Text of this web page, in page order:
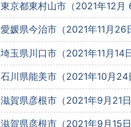
東京都東村山市（2021年12月
愛媛県今治市（2021年11月26
埼玉県川口市（2021年11月14
石川県能美市（2021年10月24
滋賀県彦根市（2021年9月21
滋賀県彦根市（2021年9月15